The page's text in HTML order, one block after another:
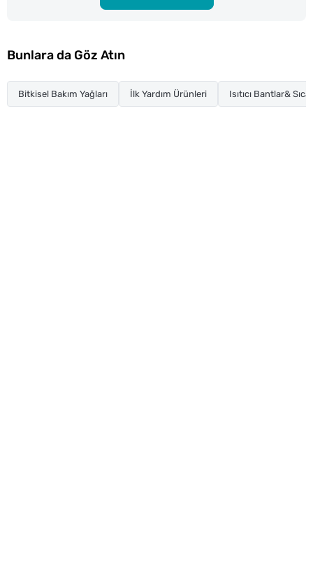
Bunlara da Göz Atın
Bitkisel Bakım Yağları İlk Yardım Ürünleri Isıtıcı Bantlar&